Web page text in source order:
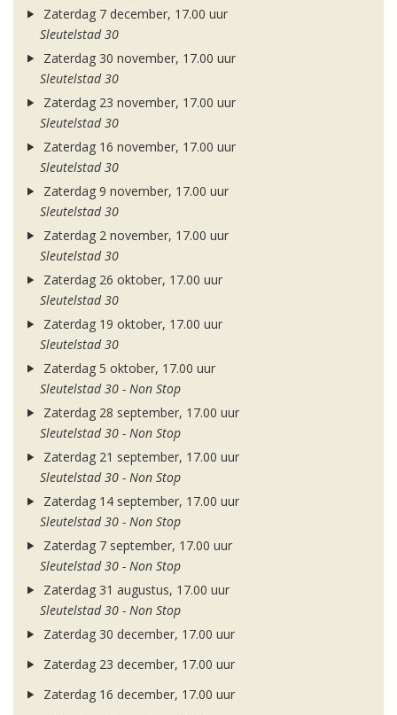
Zaterdag 7 december, 17.00 uur
Sleutelstad 30
Zaterdag 30 november, 17.00 uur
Sleutelstad 30
Zaterdag 23 november, 17.00 uur
Sleutelstad 30
Zaterdag 16 november, 17.00 uur
Sleutelstad 30
Zaterdag 9 november, 17.00 uur
Sleutelstad 30
Zaterdag 2 november, 17.00 uur
Sleutelstad 30
Zaterdag 26 oktober, 17.00 uur
Sleutelstad 30
Zaterdag 19 oktober, 17.00 uur
Sleutelstad 30
Zaterdag 5 oktober, 17.00 uur
Sleutelstad 30 - Non Stop
Zaterdag 28 september, 17.00 uur
Sleutelstad 30 - Non Stop
Zaterdag 21 september, 17.00 uur
Sleutelstad 30 - Non Stop
Zaterdag 14 september, 17.00 uur
Sleutelstad 30 - Non Stop
Zaterdag 7 september, 17.00 uur
Sleutelstad 30 - Non Stop
Zaterdag 31 augustus, 17.00 uur
Sleutelstad 30 - Non Stop
Zaterdag 30 december, 17.00 uur
Zaterdag 23 december, 17.00 uur
Zaterdag 16 december, 17.00 uur